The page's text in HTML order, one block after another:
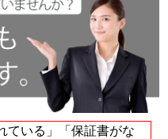
ている」「保証書がな